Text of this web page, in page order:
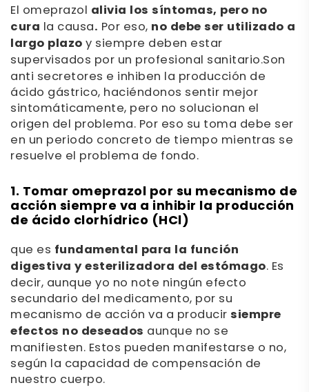
El omeprazol alivia los síntomas, pero no
cura la causa. Por eso, no debe ser utilizado a
largo plazoy siempre deben estar
supervisados por un profesional sanitario.Son
anti secretores e inhiben la producción de
ácido gástrico, haciéndonos sentir mejor
sintomáticamente, pero no solucionan el
origen del problema. Por eso su toma debe ser
en un periodo concreto de tiempo mientras se
resuelve el problema de fondo.
1. Tomar omeprazol por su mecanismo de
acción siempre va a inhibir la producción
de ácido clorhídrico (HCl)
que es fundamental para la función
digestiva y esterilizadora del estómago. Es
decir, aunque yo no note ningún efecto
secundario del medicamento, por su
mecanismo de acción va a producirsiempre
efectos no deseados aunque no se
manifiesten. Estos pueden manifestarse o no,
según la capacidad de compensación de
nuestro cuerpo.